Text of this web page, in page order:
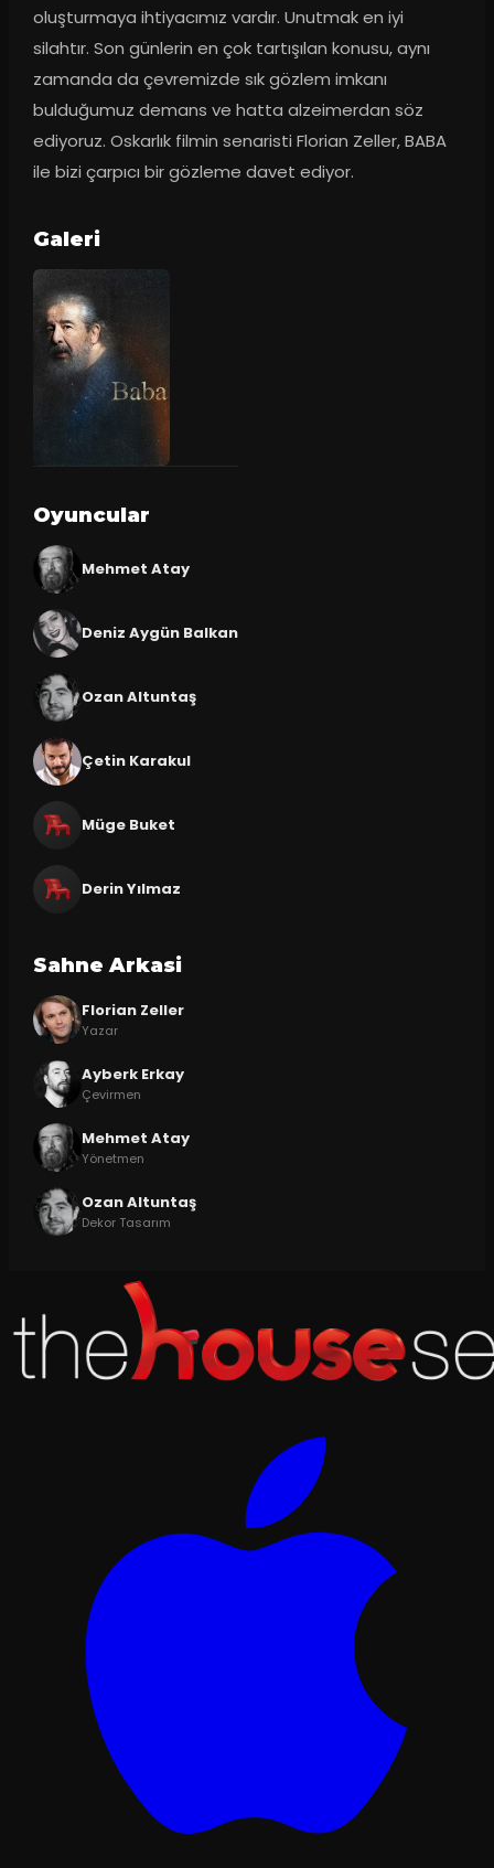
oluşturmaya ihtiyacımız vardır. Unutmak en iyi
silahtır. Son günlerin en çok tartışılan konusu, aynı
zamanda da çevremizde sık gözlem imkanı
bulduğumuz demans ve hatta alzeimerdan söz
ediyoruz. Oskarlık filmin senaristi Florian Zeller, BABA
ile bizi çarpıcı bir gözleme davet ediyor.
Galeri
Oyuncular
Mehmet Atay
Deniz Aygün Balkan
Ozan Altuntaş
Çetin Karakul
Müge Buket
Derin Yılmaz
Sahne Arkasi
Florian Zeller
Yazar
Ayberk Erkay
Çevirmen
Mehmet Atay
Yönetmen
Ozan Altuntaş
Dekor Tasarım